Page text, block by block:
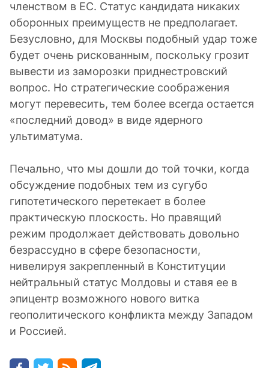
членством в ЕС. Статус кандидата никаких
оборонных преимуществ не предполагает.
Безусловно, для Москвы подобный удар тоже
будет очень рискованным, поскольку грозит
вывести из заморозки приднестровский
вопрос. Но стратегические соображения
могут перевесить, тем более всегда остается
«последний довод» в виде ядерного
ультиматума.
Печально, что мы дошли до той точки, когда
обсуждение подобных тем из сугубо
гипотетического перетекает в более
практическую плоскость. Но правящий
режим продолжает действовать довольно
безрассудно в сфере безопасности,
нивелируя закрепленный в Конституции
нейтральный статус Молдовы и ставя ее в
эпицентр возможного нового витка
геополитического конфликта между Западом
и Россией.